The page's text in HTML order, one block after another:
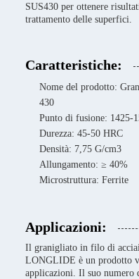
SUS430 per ottenere
trattamento delle superfici.
Caratteristiche:
Nome del prodotto:
430
Punto di fusione: 1425-
Durezza: 45-50 HRC
Densità: 7,75 G/cm3
Allungamento: ≥ 40%
Microstruttura: Ferrite
Applicazioni:
Il granigliato in filo di
LONGLIDE è un prodotto
applicazioni. Il suo numero